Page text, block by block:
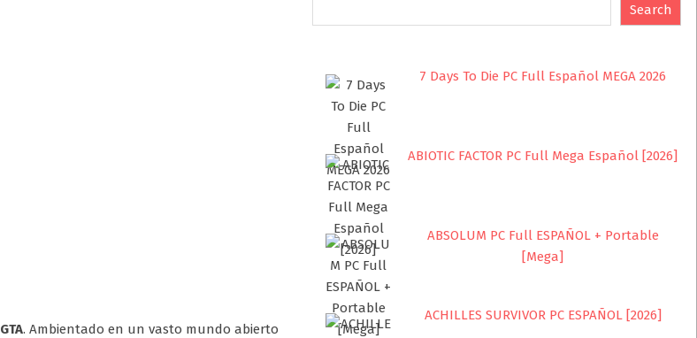
GTA. Ambientado en un vasto mundo abierto
Search
7 Days To Die PC Full Español MEGA 2026
ABIOTIC FACTOR PC Full Mega Español [2026]
ABSOLUM PC Full ESPAÑOL + Portable
[Mega]
ACHILLES SURVIVOR PC ESPAÑOL [2026]